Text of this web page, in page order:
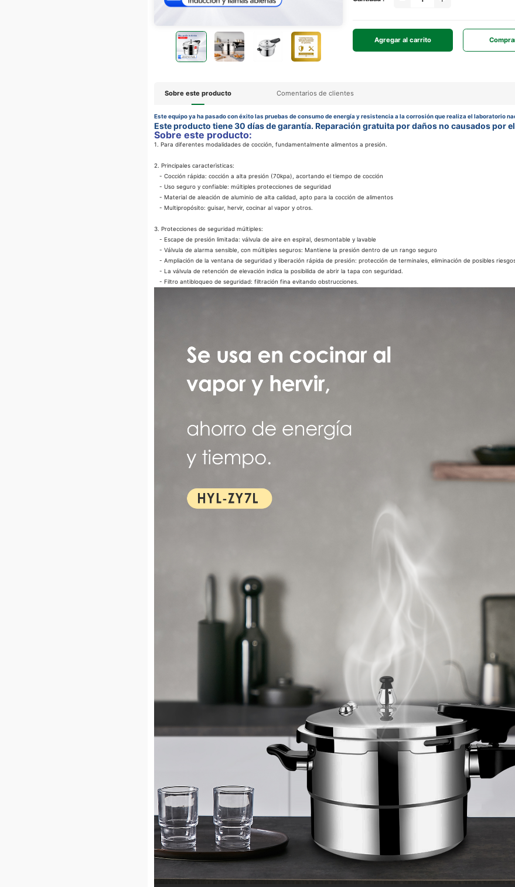
Agregar al carrito
Sobre este producto Comentarios de clientes
Este equipo ya ha pasado con éxito las pruebas de consumo de energía y resistencia a la corrosión que realiza el laboratorio
Este producto tiene 30 días de garantía. Reparación gratuita por daños no causados por
Sobre este producto:
1. Para diferentes modalidades de cocción, fundamentalmente alimentos a presión.
2. Principales caracterìsticas:
- Cocción rápida: cocción a alta presión (70kpa), acortando el tiempo de cocción
- Uso seguro y confiable: múltiples protecciones de seguridad
- Material de aleación de aluminio de alta calidad, apto para la cocción de alimentos
- Multipropósito: guisar, hervir, cocinar al vapor y otros.
3. Protecciones de seguridad múltiples:
- Escape de presión limitada: válvula de aire en espiral, desmontable y lavable
- Válvula de alarma sensible, con múltiples seguros: Mantiene la presión dentro de un rango seguro
- Ampliación de la ventana de seguridad y liberación rápida de presión: protección de terminales, eliminación de posibles
- La válvula de retención de elevación indica la posibilida de abrir la tapa con seguridad.
- Filtro antibloqueo de seguridad: filtración fina evitando obstrucciones.